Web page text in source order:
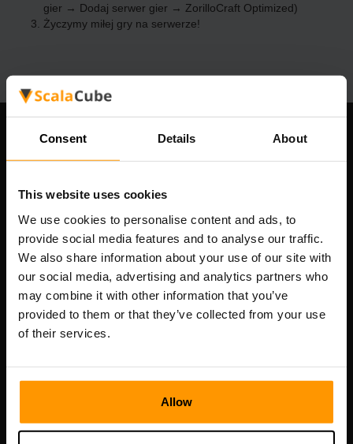
Consent Details About
This website uses cookies
We use cookies to personalise content and ads, to
provide social media features and to analyse our traffic.
We also share information about your use of our site with
our social media, advertising and analytics partners who
may combine it with other information that you’ve
provided to them or that they’ve collected from your use
of their services.
Allow
gier → Dodaj serwer gier → ZorilloCraft Optimized)
Życzymy miłej gry na serwerze!
Nasza firma
Scalable Hosting Solutions OÜ
Kod rejestracyjny: 14652605
Numer VAT: EE102133820
Adres: Harju maakond, Tallinn, Kesklinna linnaosa,
Vesivärava tn 50-201, 10152
Szybka nawigacja
Recenzje